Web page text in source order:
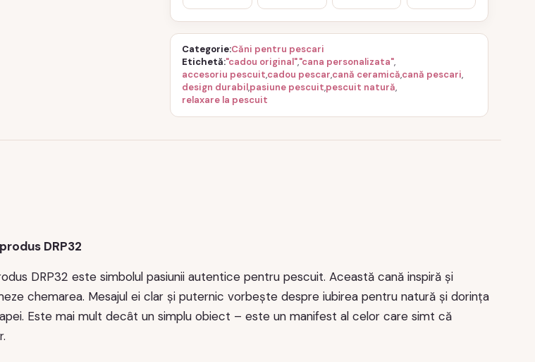
Categorie Căni pentru pescari
Etichetă "cadou original","cana personalizata",
accesoriu pescuit,cadou pescar,cană ceramică,cană pescari,
design durabil,pasiune pescuit,pescuit natură,
relaxare la pescuit
DRP32
DRP32 este simbolul pasiunii autentice pentru pescuit. Această cană inspiră și
chemarea. Mesajul ei clar și puternic vorbește despre iubirea pentru natură și dorința
Este mai mult decât un simplu obiect – este un manifest al celor care simt că